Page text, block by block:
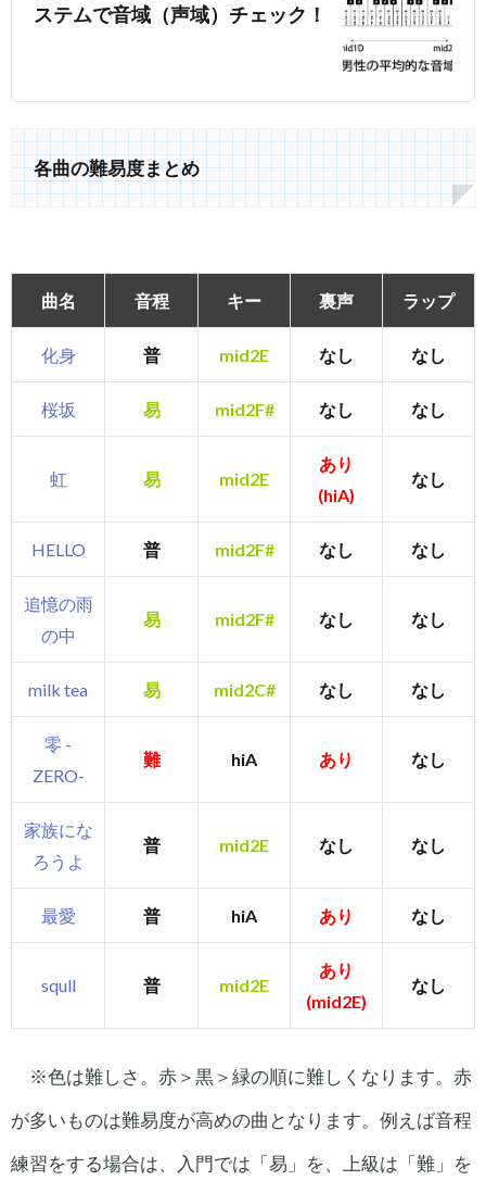
ステムで音域（声域）チェック！
各曲の難易度まとめ
曲名 音程 キー 裏声 ラップ
化身 普 mid2E なし なし
桜坂 易 mid2F# なし なし
虹 易 mid2E
あり
(hiA)
なし
HELLO 普 mid2F# なし なし
追憶の雨
の中
易 mid2F# なし なし
milk tea 易 mid2C# なし なし
零 -
ZERO-
難 hiA あり なし
家族にな
ろうよ
普 mid2E なし なし
最愛 普 hiA あり なし
squll 普 mid2E
あり
(mid2E)
なし
※色は難しさ。赤＞黒＞緑の順に難しくなります。赤
が多いものは難易度が高めの曲となります。例えば音程
練習をする場合は、入門では「易」を、上級は「難」を